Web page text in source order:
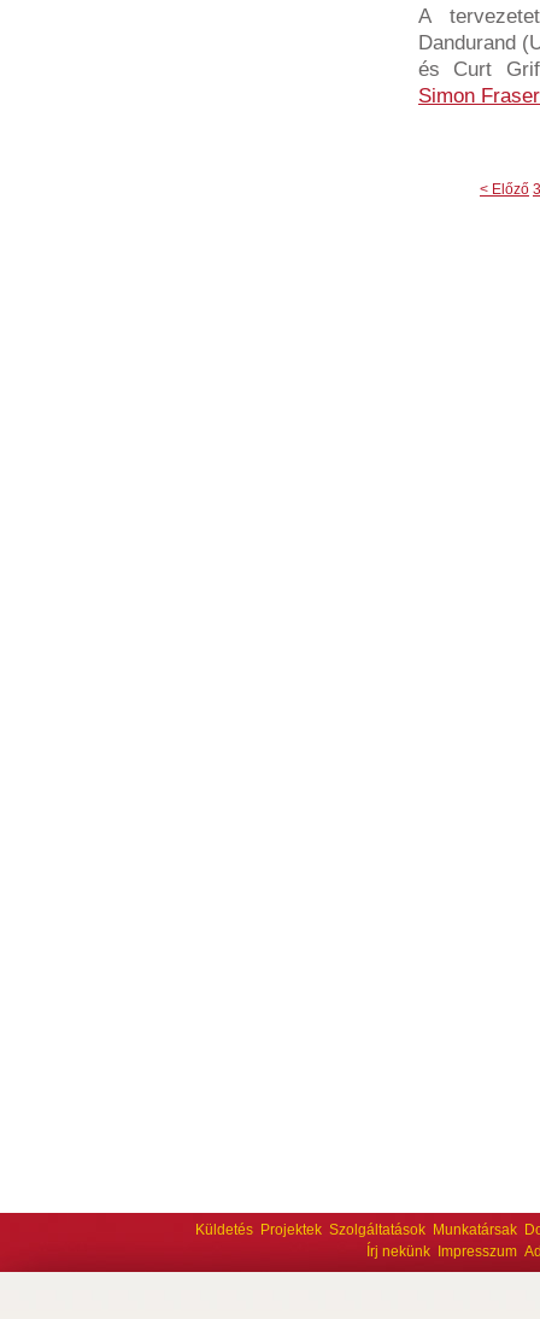
A
Dandurand
és Curt
Simon
< Előző 3
Küldetés Projektek Szolgáltatások Munkatársak
Írj nekünk
Impresszum